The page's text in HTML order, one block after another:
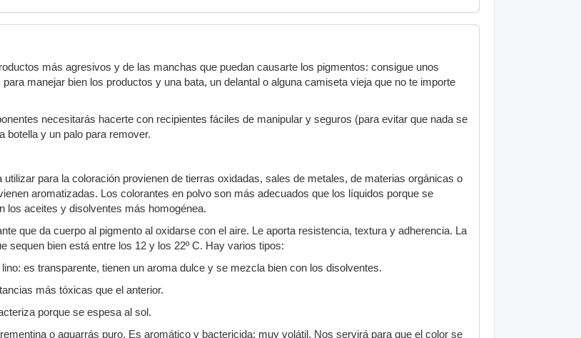
más agresivos y de las manchas que puedan causarte los pigmentos: consigue unos
manejar bien los productos y una bata, un delantal o alguna camiseta vieja que no te importe
necesitarás hacerte con recipientes fáciles de manipular y seguros (para evitar que nada se
botella y un palo para remover.
para la coloración provienen de tierras oxidadas, sales de metales, de materias orgánicas o
aromatizadas. Los colorantes en polvo son más adecuados que los líquidos porque se
los aceites y disolventes más homogénea.
que da cuerpo al pigmento al oxidarse con el aire. Le aporta resistencia, textura y adherencia. La
sequen bien está entre los 12 y los 22º C. Hay varios tipos:
es transparente, tienen un aroma dulce y se mezcla bien con los disolventes.
más tóxicas que el anterior.
porque se espesa al sol.
o aguarrás puro. Es aromático y bactericida; muy volátil. Nos servirá para que el color se